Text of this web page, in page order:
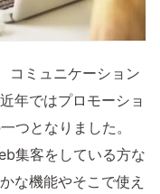
コミュニケーション
年ではプロモーショ
つとなりました。
集客をしている方な
な機能やそこで使え